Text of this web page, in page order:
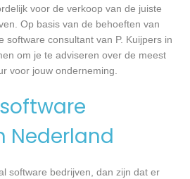
voor de verkoop van de juiste
Op basis van de behoeften van
software consultant van P. Kuijpers in
om je te adviseren over de meest
voor jouw onderneming.
Nederland
software bedrijven, dan zijn dat er